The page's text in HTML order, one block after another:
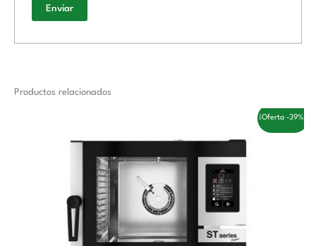
Productos relacionados
¡Oferta -39%!
6.200,00 €.3.770,00 €.